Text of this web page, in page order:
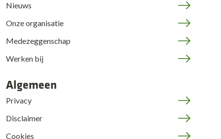
Nieuws
Onze organisatie
Medezeggenschap
Werken bij
Algemeen
Privacy
Disclaimer
Cookies